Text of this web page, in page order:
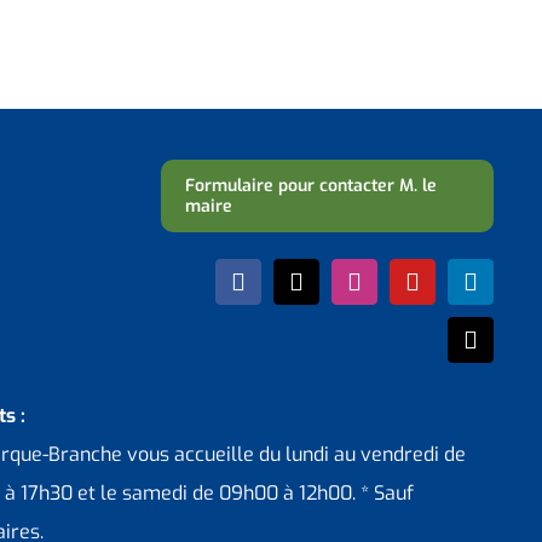
Formulaire pour contacter M. le
maire
:
Branche vous accueille du lundi au vendredi de
17h30 et le samedi de 09h00 à 12h00. * Sauf